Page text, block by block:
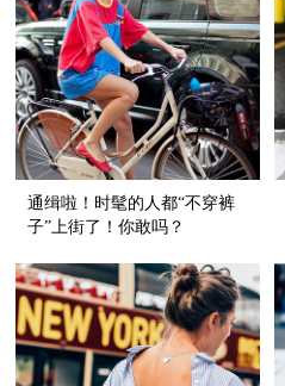
通缉啦！时髦的人都“不穿裤
子”上街了！你敢吗？